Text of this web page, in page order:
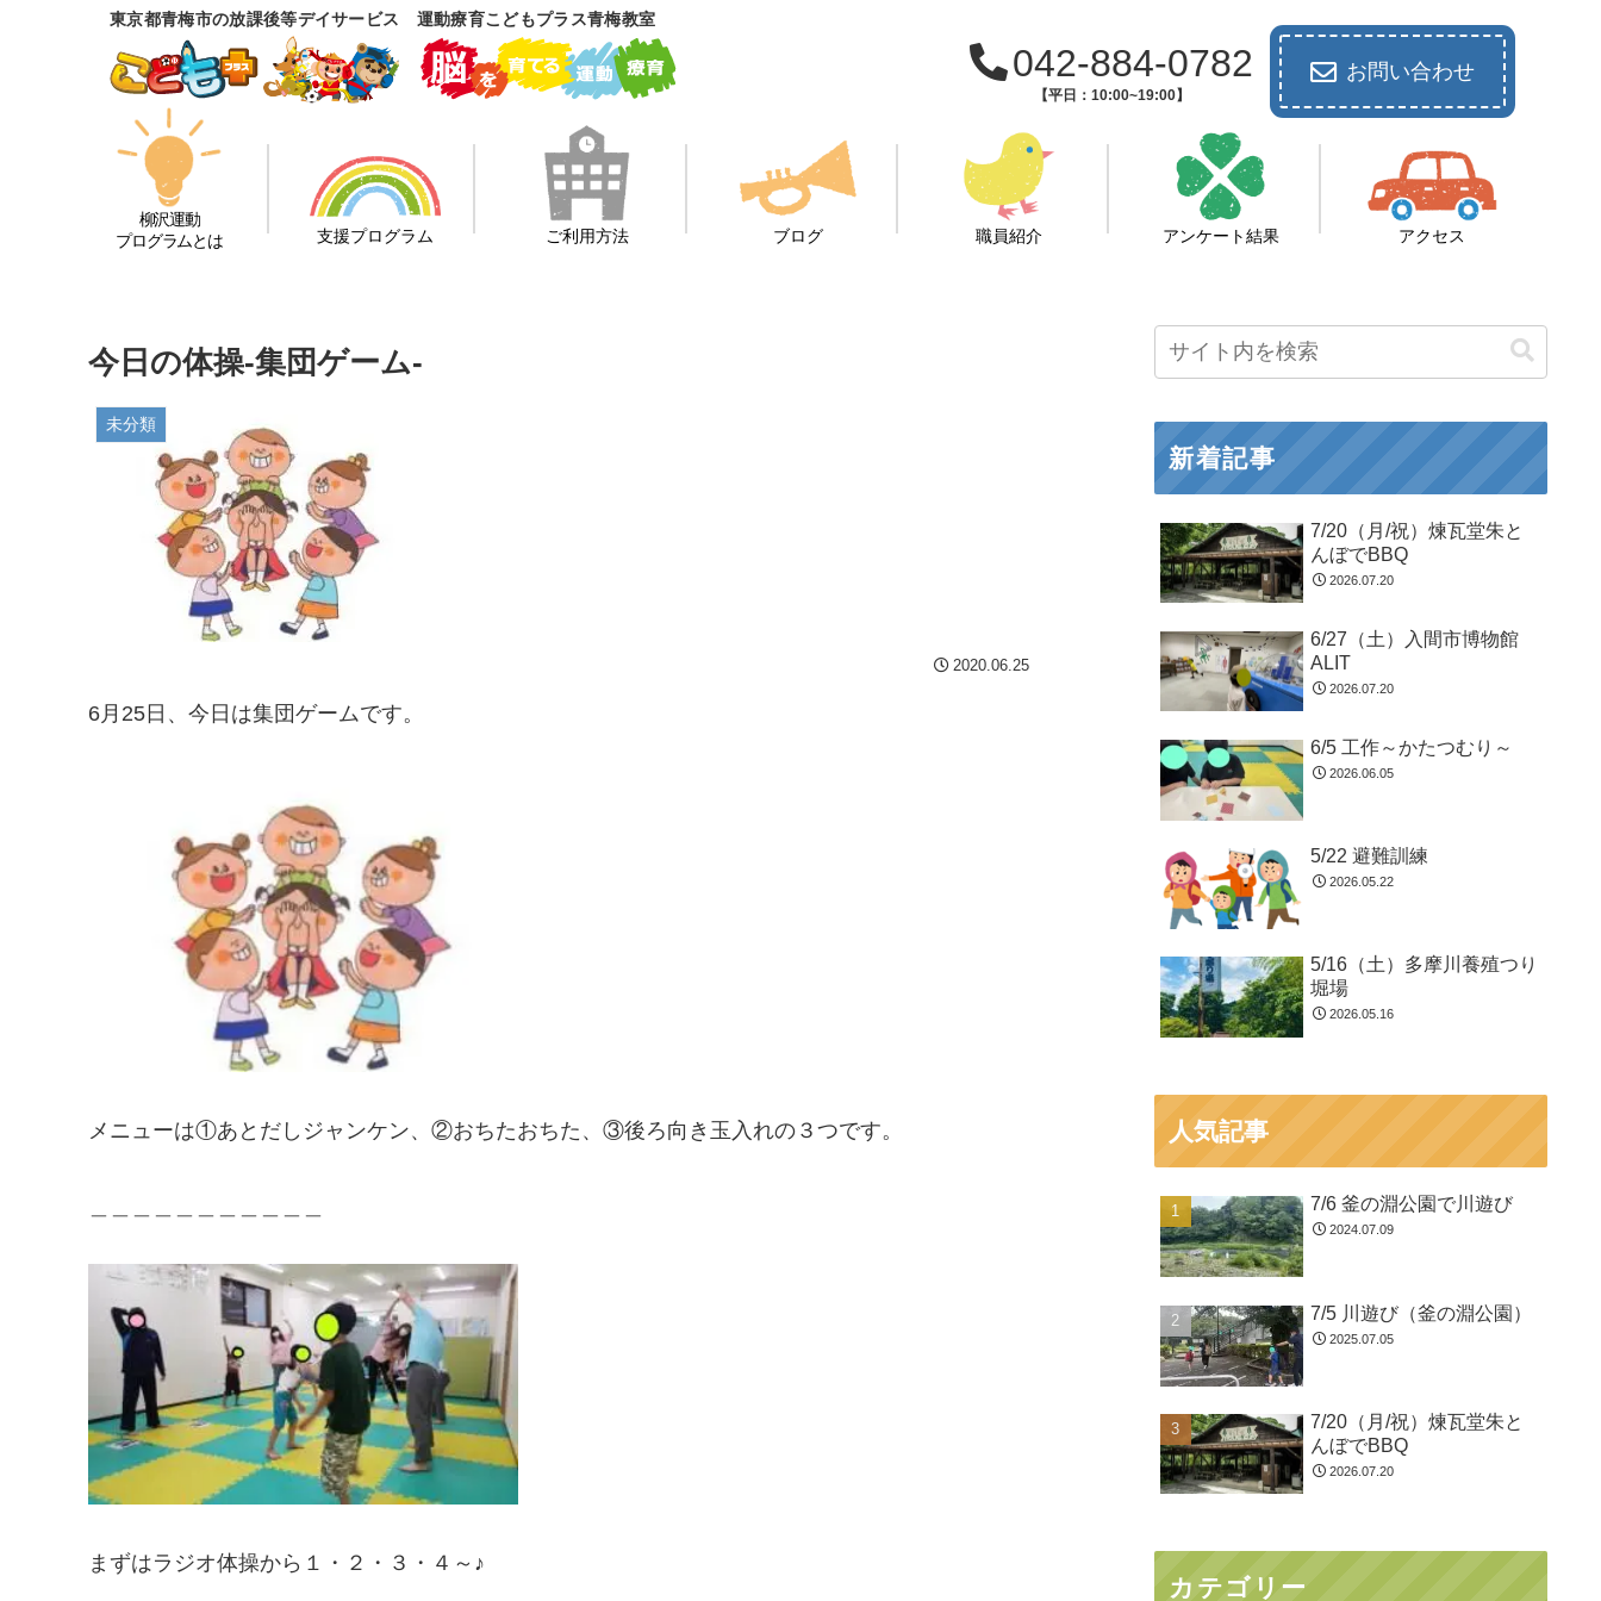
東京都青梅市の放課後等デイサービス 運動療育こどもプラス青梅教室
042-884-0782
【平日：10:00~19:00】
お問い合わせ
柳沢運動
プログラムとは
支援プログラム ご利用方法 ブログ 職員紹介 アンケート結果 アクセス
今日の体操-集団ゲーム-
未分類
2020.06.25
6月25日、今日は集団ゲームです。
メニューは①あとだしジャンケン、②おちたおちた、③後ろ向き玉入れの３つです。
まずはラジオ体操から１・２・３・４～♪
新着記事
7/20（月/祝）煉瓦堂朱と
んぼでBBQ
2026.07.20
6/27（土）入間市博物館
ALIT
2026.07.20
6/5 工作～かたつむり～
2026.06.05
5/22 避難訓練
2026.05.22
5/16（土）多摩川養殖つり
堀場
2026.05.16
人気記事
7/6 釜の淵公園で川遊び
2024.07.09
7/5 川遊び（釜の淵公園）
2025.07.05
7/20（月/祝）煉瓦堂朱と
んぼでBBQ
2026.07.20
カテゴリー